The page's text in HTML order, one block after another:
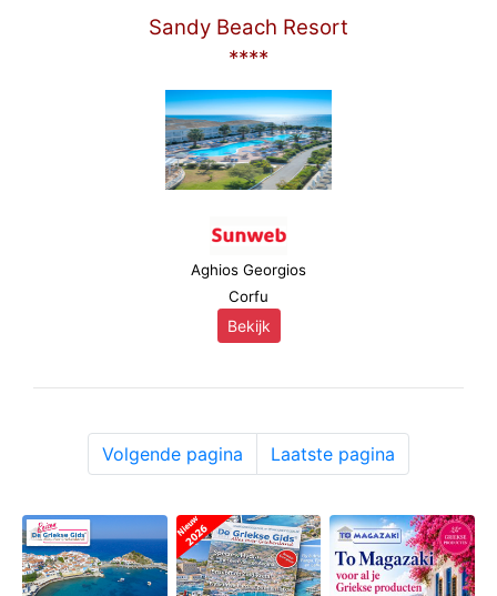
Sandy Beach Resort
****
Aghios Georgios
Corfu
Bekijk
Volgende pagina Laatste pagina